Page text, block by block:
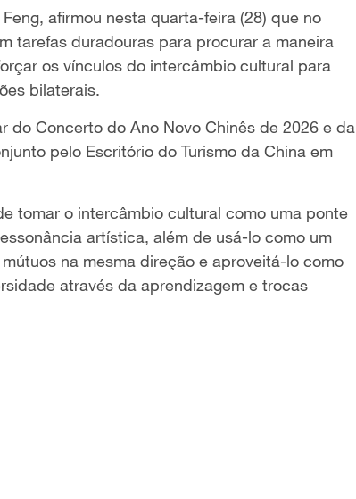
afirmou nesta quarta-feira (28) que no
tarefas duradouras para procurar a maneira
os vínculos do intercâmbio cultural para
bilaterais.
Concerto do Ano Novo Chinês de 2026 e da
pelo Escritório do Turismo da China em
tomar o intercâmbio cultural como uma ponte
artística, além de usá-lo como um
na mesma direção e aproveitá-lo como
através da aprendizagem e trocas